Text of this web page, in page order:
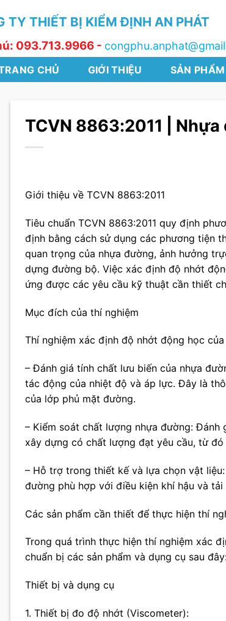
TY THIẾT BỊ KIỂM ĐỊNH AN PHÁT
093.713.9966 -
CHỦ GIỚI THIỆU SẢN PHẨM
TCVN 8863:2011 |
Giới thiệu về TCVN 8863:2011
Tiêu chuẩn TCVN 8863:2011 quy định
định bằng cách sử dụng các phương tiện
quan trọng của nhựa đường, ảnh hưởng
dựng đường bộ. Việc xác định độ nhớt
ứng được các yêu cầu kỹ thuật cần thiết
Mục đích của thí nghiệm
Thí nghiệm xác định độ nhớt động học
– Đánh giá tính chất lưu biến của nhựa
tác động của nhiệt độ và áp lực. Đây là
của lớp phủ mặt đường.
– Kiểm soát chất lượng nhựa đường:
xây dựng có chất lượng đạt yêu cầu, từ
– Hỗ trợ trong thiết kế và lựa chọn vật
đường phù hợp với điều kiện khí hậu và
Các sản phẩm cần thiết để thực hiện thí
Trong quá trình thực hiện thí nghiệm xác
chuẩn bị các sản phẩm và dụng cụ sau
Thiết bị và dụng cụ
1. Thiết bị đo độ nhớt (Viscometer):